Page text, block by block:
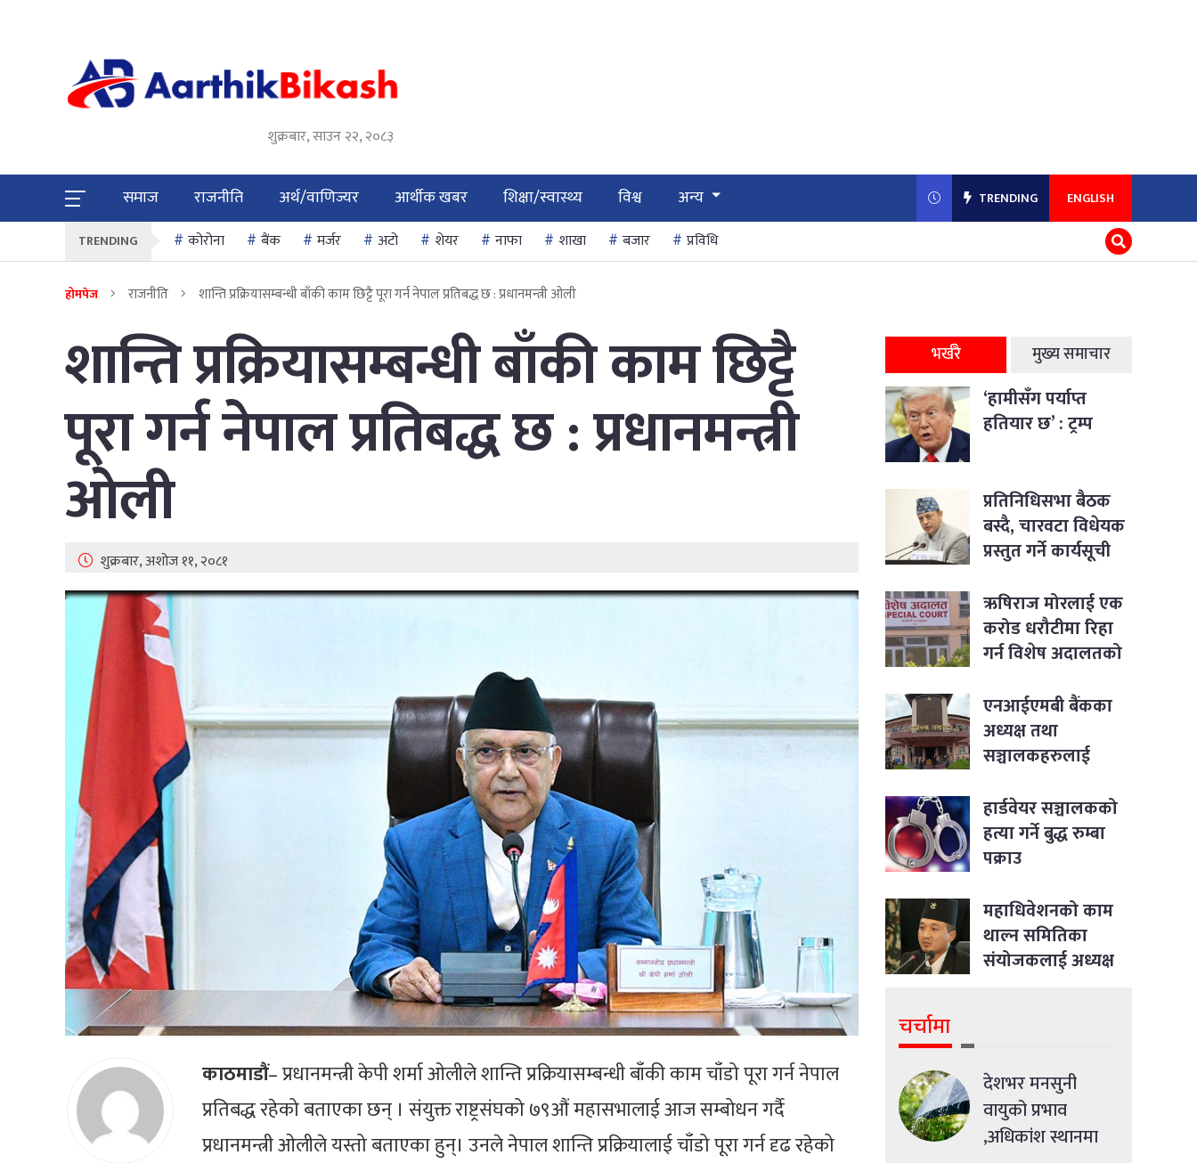
शुक्रबार, साउन २२, २०८३
समाज राजनीति अर्थ/वाणिज्यर आर्थीक खबर शिक्षा/स्वास्थ्य विश्व अन्य TRENDING ENGLISH
TRENDING कोरोना बैंक मर्जर अटो शेयर नाफा शाखा बजार प्रविधि
होमपेज राजनीति शान्ति प्रक्रियासम्बन्धी बाँकी काम छिट्टै पूरा गर्न नेपाल प्रतिबद्ध छ : प्रधानमन्त्री ओली
शान्ति प्रक्रियासम्बन्धी बाँकी काम छिट्टै
पूरा गर्न नेपाल प्रतिबद्ध छ : प्रधानमन्त्री
ओली
शुक्रबार, अशोज ११, २०८१
काठमाडौं– प्रधानमन्त्री केपी शर्मा ओलीले शान्ति प्रक्रियासम्बन्धी बाँकी काम चाँडो पूरा गर्न नेपाल
प्रतिबद्ध रहेको बताएका छन् । संयुक्त राष्ट्रसंघको ७९औं महासभालाई आज सम्बोधन गर्दै
प्रधानमन्त्री ओलीले यस्तो बताएका हुन्। उनले नेपाल शान्ति प्रक्रियालाई चाँडो पूरा गर्न दृढ रहेको
भर्खरै मुख्य समाचार
‘हामीसँग पर्याप्त
हतियार छ’ : ट्रम्प
प्रतिनिधिसभा बैठक
बस्दै, चारवटा विधेयक
प्रस्तुत गर्ने कार्यसूची
ऋषिराज मोरलाई एक
करोड धरौटीमा रिहा
गर्न विशेष अदालतको
एनआईएमबी बैंकका
अध्यक्ष तथा
सञ्चालकहरुलाई
आदेश
हार्डवेयर सञ्चालकको
हत्या गर्ने बुद्ध रुम्बा
पक्राउ
महाधिवेशनको काम
थाल्न समितिका
संयोजकलाई अध्यक्ष
चर्चामा
देशभर मनसुनी
वायुको प्रभाव
,अधिकांश स्थानमा